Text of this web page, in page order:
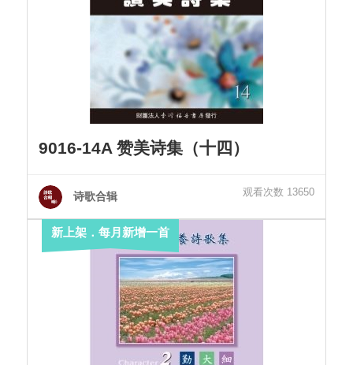
9016-14A 赞美诗集（十四）
诗歌合辑 观看次数 13650
新上架．每月新增一首